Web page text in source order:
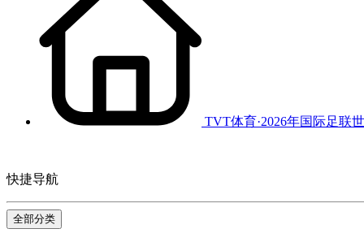
TVT体育·2026年国际足联
快捷导航
全部分类